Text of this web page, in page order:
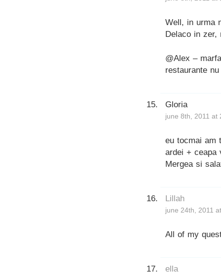
Well, in urma
Delaco in zer,
@Alex –
restaurante
Gloria
june 8th, 2011 at
eu tocmai am
ardei + ceapa
Mergea si
Lillah
june 24th, 2011
All of my
ella